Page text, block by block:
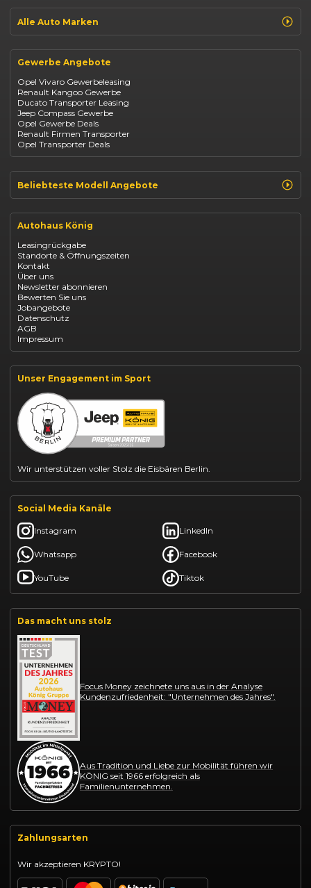
Suzuki Vitara
Suzuki Swift
BYD Seal
Mazda CX-30
Citroen C4
Alle Auto Marken
Opel
Fiat
Jeep
Suzuki
BYD
Kia
Mazda
Citroën
Abarth
Fiat Professional
Gewerbe Angebote
Opel Vivaro Gewerbeleasing
Renault Kangoo Gewerbe
Ducato Transporter Leasing
Jeep Compass Gewerbe
Opel Gewerbe Deals
Renault Firmen Transporter
Opel Transporter Deals
Beliebteste Modell Angebote
Renault Arkana Leasing
Renault Captur Leasing
Opel Astra leasen
Opel Mokka kaufen
Opel Grandland finanzieren
Opel Vivaro Gewerbeleasing
Fiat 500 finanzieren
Fiat Panda leasen
Dacia Duster finanzieren
Dacia Sandero kaufen
Dacia Jogger leasen
Jeep Compass leasen
Jeep Renegade finanzieren
Suzuki Swift finanzieren
BYD Dolphin finanzieren
Kia Ceed finanzieren
Kia Sportage leasen
Mazda CX-30 finanzieren
Citroën C3 leasen
Autohaus König
Leasingrückgabe
Standorte & Öffnungszeiten
Kontakt
Über uns
Newsletter abonnieren
Bewerten Sie uns
Jobangebote
Datenschutz
AGB
Impressum
Unser Engagement im Sport
Wir unterstützen voller Stolz die Eisbären Berlin.
Social Media Kanäle
Instagram LinkedIn
Whatsapp Facebook
YouTube Tiktok
Das macht uns stolz
Focus Money zeichnete uns aus in der Analyse
Kundenzufriedenheit: "Unternehmen des Jahres".
Aus Tradition und Liebe zur Mobilität führen wir
KÖNIG seit 1966 erfolgreich als
Familienunternehmen.
Zahlungsarten
Wir akzeptieren KRYPTO!